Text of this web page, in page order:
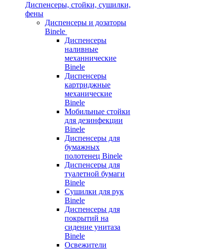
Диспенсеры, стойки, сушилки,
фены
Диспенсеры и дозаторы
Binele
Диспенсеры
наливные
механнические
Binele
Диспенсеры
картриджные
механические
Binele
Мобильные стойки
для дезинфекции
Binele
Диспенсеры для
бумажных
полотенец Binele
Диспенсеры для
туалетной бумаги
Binele
Сушилки для рук
Binele
Диспенсеры для
покрытий на
сидение унитаза
Binele
Освежители